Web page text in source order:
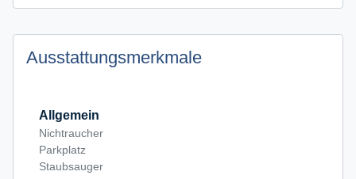
Ausstattungsmerkmale
Allgemein
Nichtraucher
Parkplatz
Staubsauger